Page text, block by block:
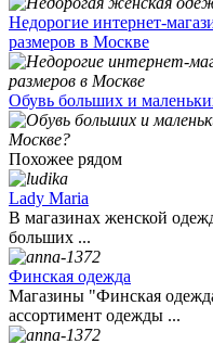
Недорогие интернет-
размеров в Москве
Обувь больших и
Похожее рядом
Lady Maria
В магазинах женской
больших ...
Финская одежда
Магазины "Финская
ассортимент одежды ...